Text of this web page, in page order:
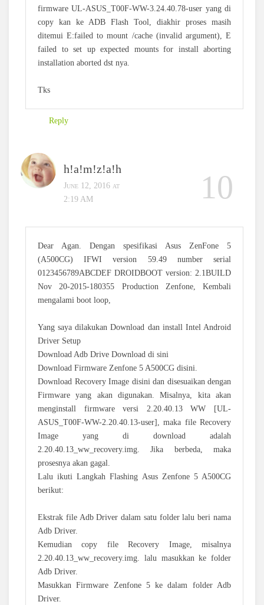
firmware UL-ASUS_T00F-WW-3.24.40.78-user yang di
copy kan ke ADB Flash Tool, diakhir proses masih
ditemui E:failed to mount /cache (invalid argument), E
failed to set up expected mounts for install aborting
installation aborted dst nya.
Tks
Reply
h!a!m!z!a!h
June 12, 2016 at
2:19 AM
Dear Agan. Dengan spesifikasi Asus ZenFone 5
(A500CG) IFWI version 59.49 number serial
0123456789ABCDEF DROIDBOOT version: 2.1BUILD
Nov 20-2015-180355 Production Zenfone, Kembali
mengalami boot loop,
Yang saya dilakukan Download dan install Intel Android
Driver Setup
Download Adb Drive Download di sini
Download Firmware Zenfone 5 A500CG disini.
Download Recovery Image disini dan disesuaikan dengan
Firmware yang akan digunakan. Misalnya, kita akan
menginstall firmware versi 2.20.40.13 WW [UL-
ASUS_T00F-WW-2.20.40.13-user], maka file Recovery
Image yang di download adalah
2.20.40.13_ww_recovery.img. Jika berbeda, maka
prosesnya akan gagal.
Lalu ikuti Langkah Flashing Asus Zenfone 5 A500CG
berikut:
Ekstrak file Adb Driver dalam satu folder lalu beri nama
Adb Driver.
Kemudian copy file Recovery Image, misalnya
2.20.40.13_ww_recovery.img. lalu masukkan ke folder
Adb Driver.
Masukkan Firmware Zenfone 5 ke dalam folder Adb
Driver.